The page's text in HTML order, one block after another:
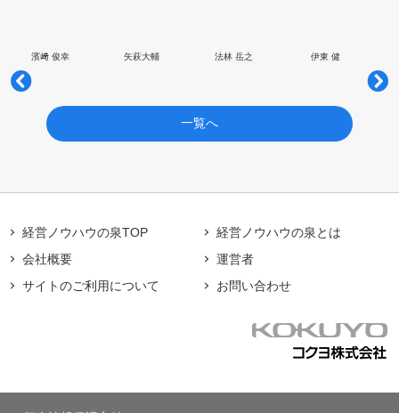
濱﨑 俊幸 矢萩大輔 法林 岳之 伊東 健
一覧へ
経営ノウハウの泉TOP
経営ノウハウの泉とは
会社概要
運営者
サイトのご利用について
お問い合わせ